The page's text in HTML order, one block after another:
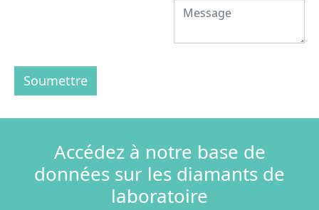
Soumettre
Accédez à notre base de
données sur les diamants de
laboratoire